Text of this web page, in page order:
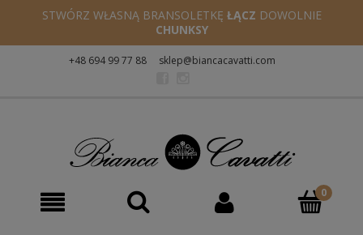
STWÓRZ WŁASNĄ BRANSOLETKĘ ŁĄCZ DOWOLNIE
CHUNKSY
+48 694 99 77 88 sklep@biancacavatti.com